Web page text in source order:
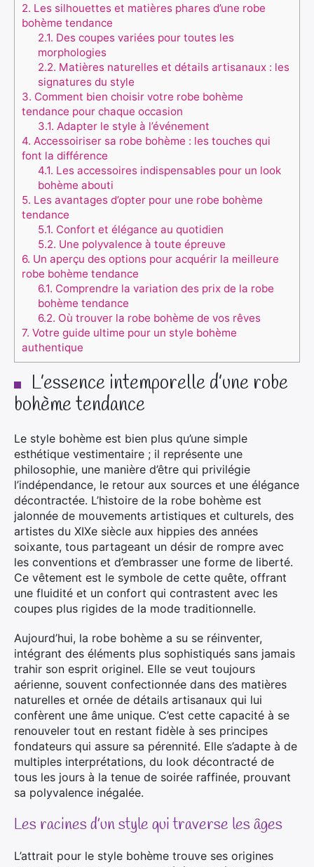
2. Les silhouettes et matières phares d’une robe
bohème tendance
2.1. Des coupes variées pour toutes les
morphologies
2.2. Matières naturelles et détails artisanaux : les
signatures du style
3. Comment bien choisir votre robe bohème
tendance pour chaque occasion
3.1. Adapter le style à l’événement
4. Accessoiriser sa robe bohème : les touches qui
font la différence
4.1. Les accessoires indispensables pour un look
bohème abouti
5. Les avantages d’opter pour une robe bohème
tendance
5.1. Confort et élégance au quotidien
5.2. Une polyvalence à toute épreuve
6. Un aperçu des options pour acquérir la meilleure
robe bohème tendance
6.1. Comprendre la variation des prix de la robe
bohème tendance
6.2. Où trouver la robe bohème de vos rêves
7. Votre guide ultime pour un style bohème
authentique
L’essence intemporelle d’une robe
bohème tendance
Le style bohème est bien plus qu’une simple
esthétique vestimentaire ; il représente une
philosophie, une manière d’être qui privilégie
l’indépendance, le retour aux sources et une élégance
décontractée. L’histoire de la robe bohème est
jalonnée de mouvements artistiques et culturels, des
artistes du XIXe siècle aux hippies des années
soixante, tous partageant un désir de rompre avec
les conventions et d’embrasser une forme de liberté.
Ce vêtement est le symbole de cette quête, offrant
une fluidité et un confort qui contrastent avec les
coupes plus rigides de la mode traditionnelle.
Aujourd’hui, la robe bohème a su se réinventer,
intégrant des éléments plus sophistiqués sans jamais
trahir son esprit originel. Elle se veut toujours
aérienne, souvent confectionnée dans des matières
naturelles et ornée de détails artisanaux qui lui
confèrent une âme unique. C’est cette capacité à se
renouveler tout en restant fidèle à ses principes
fondateurs qui assure sa pérennité. Elle s’adapte à de
multiples interprétations, du look décontracté de
tous les jours à la tenue de soirée raffinée, prouvant
sa polyvalence inégalée.
Les racines d’un style qui traverse les âges
L’attrait pour le style bohème trouve ses origines